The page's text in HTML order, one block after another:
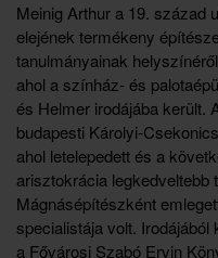
Meinig Arthur a 19. század
elejének termékeny
tanulmányainak
ahol a színház- és
és Helmer irodájába került.
budapesti Károlyi-
ahol letelepedett és a
arisztokrácia legkedveltebb
Mágnásépítészként
specialistája volt.
a Fővárosi Szabó Ervin